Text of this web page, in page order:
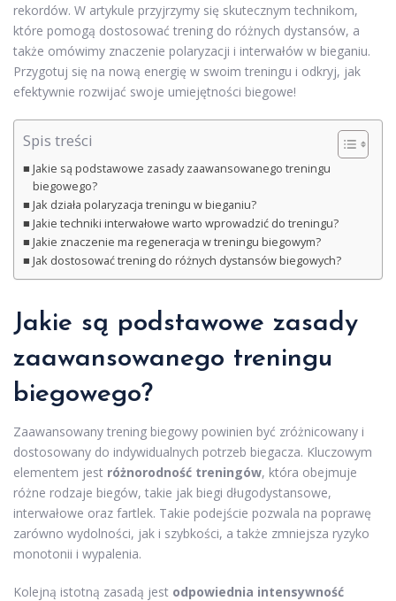
rekordów. W artykule przyjrzymy się skutecznym technikom,
które pomogą dostosować trening do różnych dystansów, a
także omówimy znaczenie polaryzacji i interwałów w bieganiu.
Przygotuj się na nową energię w swoim treningu i odkryj, jak
efektywnie rozwijać swoje umiejętności biegowe!
Spis treści
Jakie są podstawowe zasady zaawansowanego treningu
biegowego?
Jak działa polaryzacja treningu w bieganiu?
Jakie techniki interwałowe warto wprowadzić do treningu?
Jakie znaczenie ma regeneracja w treningu biegowym?
Jak dostosować trening do różnych dystansów biegowych?
Jakie są podstawowe zasady
zaawansowanego treningu
biegowego?
Zaawansowany trening biegowy powinien być zróżnicowany i
dostosowany do indywidualnych potrzeb biegacza. Kluczowym
elementem jest różnorodność treningów, która obejmuje
różne rodzaje biegów, takie jak biegi długodystansowe,
interwałowe oraz fartlek. Takie podejście pozwala na poprawę
zarówno wydolności, jak i szybkości, a także zmniejsza ryzyko
monotonii i wypalenia.
Kolejną istotną zasadą jest odpowiednia intensywność